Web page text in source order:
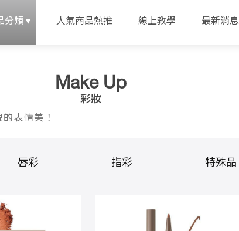
分類 ▾ 人氣商品熱推 線上教學 最新消息
Make Up
彩妝
表情美！
唇彩 指彩 特殊品